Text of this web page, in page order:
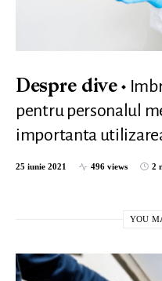
Despre dive
pentru personalul
importanta
25 iunie 2021 496 views 2
YOU